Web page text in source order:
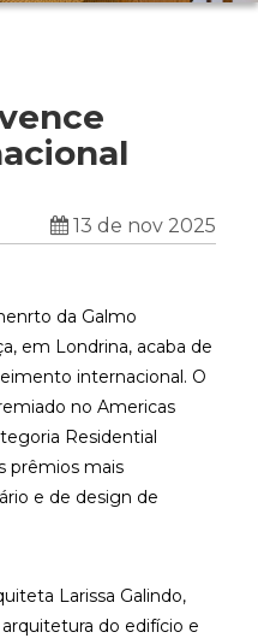
13 de nov 2025
da Galmo
em Londrina, acaba de
internacional. O
no Americas
Residential
prêmios mais
e de design de
Larissa Galindo,
do edifício e